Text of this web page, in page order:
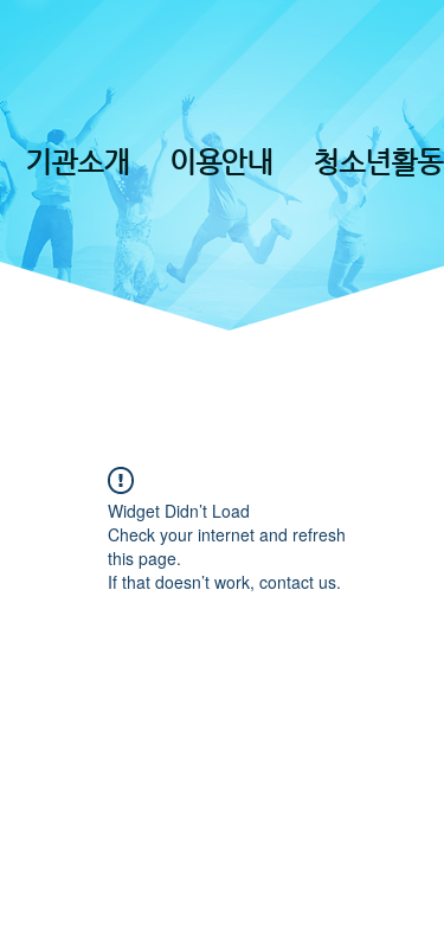
기관소개 이용안내 청소년활동
Widget Didn’t Load
Check your internet and refresh
this page.
If that doesn’t work, contact us.